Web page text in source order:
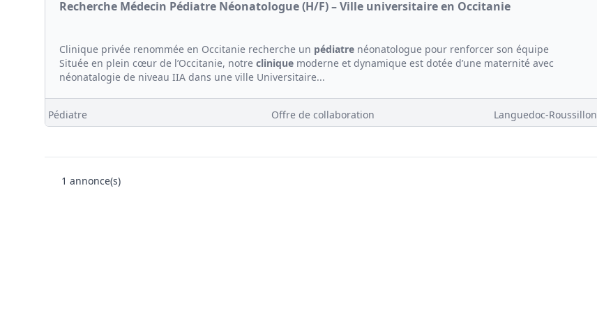
Recherche Médecin Pédiatre Néonatologue (H/F) – Ville universitaire en Occitanie
Clinique privée renommée en Occitanie recherche un pédiatre néonatologue pour renforcer son équipe
Située en plein cœur de l’Occitanie, notre clinique moderne et dynamique est dotée d’une maternité avec
néonatalogie de niveau IIA dans une ville Universitaire...
Pédiatre Offre de collaboration Languedoc-Roussillon
1 annonce(s)